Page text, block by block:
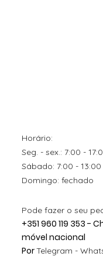
Horário:
Seg. - sex.: 7:00 -
​​Sábado: 7:00 - 13:00
​Domingo: fechado
Pode fazer o seu
+351 960 119 353 -
móvel nacional
PorTelegram -